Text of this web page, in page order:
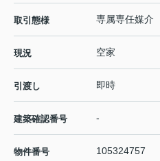
取引態様 専属専任媒介
現況 空家
引渡し 即時
建築確認番号 -
物件番号 105324757